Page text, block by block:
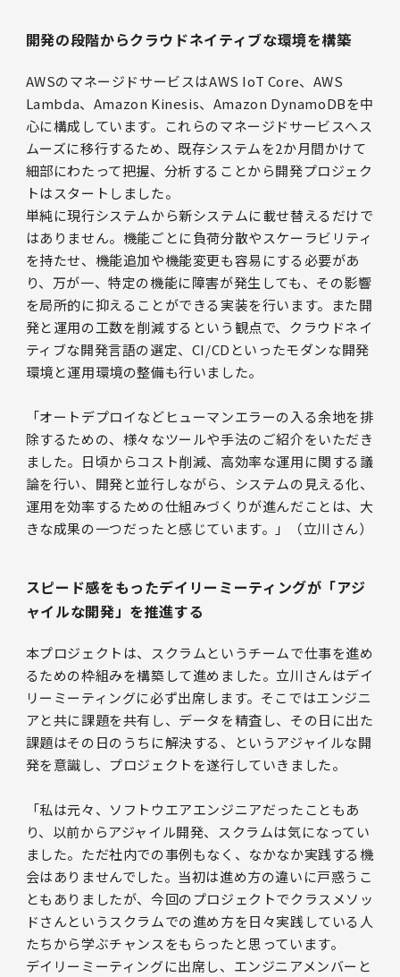
開発の段階からクラウドネイティブな環境を構築
AWSのマネージドサービスはAWS IoT Core、AWS
Lambda、Amazon Kinesis、Amazon DynamoDBを中
心に構成しています。これらのマネージドサービスへス
ムーズに移行するため、既存システムを2か月間かけて
細部にわたって把握、分析することから開発プロジェク
トはスタートしました。
単純に現行システムから新システムに載せ替えるだけで
はありません。機能ごとに負荷分散やスケーラビリティ
を持たせ、機能追加や機能変更も容易にする必要があ
り、万が一、特定の機能に障害が発生しても、その影響
を局所的に抑えることができる実装を行います。また開
発と運用の工数を削減するという観点で、クラウドネイ
ティブな開発言語の選定、CI/CDといったモダンな開発
環境と運用環境の整備も行いました。
「オートデプロイなどヒューマンエラーの入る余地を排
除するための、様々なツールや手法のご紹介をいただき
ました。日頃からコスト削減、高効率な運用に関する議
論を行い、開発と並行しながら、システムの見える化、
運用を効率するための仕組みづくりが進んだことは、大
きな成果の一つだったと感じています。」（立川さん）
スピード感をもったデイリーミーティングが「アジ
ャイルな開発」を推進する
本プロジェクトは、スクラムというチームで仕事を進め
るための枠組みを構築して進めました。立川さんはデイ
リーミーティングに必ず出席します。そこではエンジニ
アと共に課題を共有し、データを精査し、その日に出た
課題はその日のうちに解決する、というアジャイルな開
発を意識し、プロジェクトを遂行していきました。
「私は元々、ソフトウエアエンジニアだったこともあ
り、以前からアジャイル開発、スクラムは気になってい
ました。ただ社内での事例もなく、なかなか実践する機
会はありませんでした。当初は進め方の違いに戸惑うこ
ともありましたが、今回のプロジェクトでクラスメソッ
ドさんというスクラムでの進め方を日々実践している人
たちから学ぶチャンスをもらったと思っています。
デイリーミーティングに出席し、エンジニアメンバーと